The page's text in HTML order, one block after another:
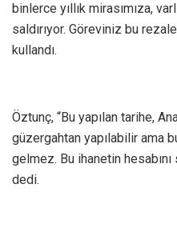
binlerce yıllık mirasımıza,
saldırıyor. Göreviniz bu
kullandı.
Öztunç, “Bu yapılan tarihe,
güzergahtan yapılabilir ama
gelmez. Bu ihanetin
dedi.